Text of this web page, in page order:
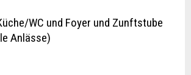
WC und Foyer und Zunftstube
Anlässe)